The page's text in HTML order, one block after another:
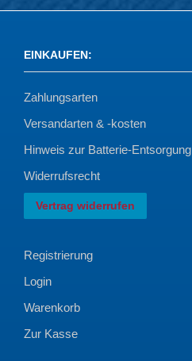
EINKAUFEN:
Zahlungsarten
Versandarten & -kosten
Hinweis zur Batterie-Entsorgung
Widerrufsrecht
Vertrag widerrufen
Registrierung
Login
Warenkorb
Zur Kasse